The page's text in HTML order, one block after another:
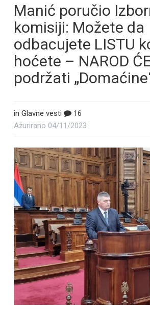
Manić poručio
komisiji: Možete da
odbacujete LISTU
hoćete – NAROD
podržati
in Glavne vesti
16
Ažurirano 04/11/2023